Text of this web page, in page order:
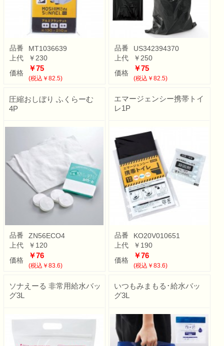
品番
MT1036639
上代
￥230
価格
￥75
(税込￥82.5)
品番
US342394370
上代
￥250
価格
￥75
(税込￥82.5)
圧縮おしぼり ふくらーむ
4P
品番
ZN56ECO4
上代
￥120
価格
￥76
(税込￥83.6)
エマージェンシー携帯トイ
レ1P
品番
KO20V010651
上代
￥190
価格
￥76
(税込￥83.6)
ソナえーる 非常用給水バッ
グ3L
いつもみまもる･給水バッ
グ3L